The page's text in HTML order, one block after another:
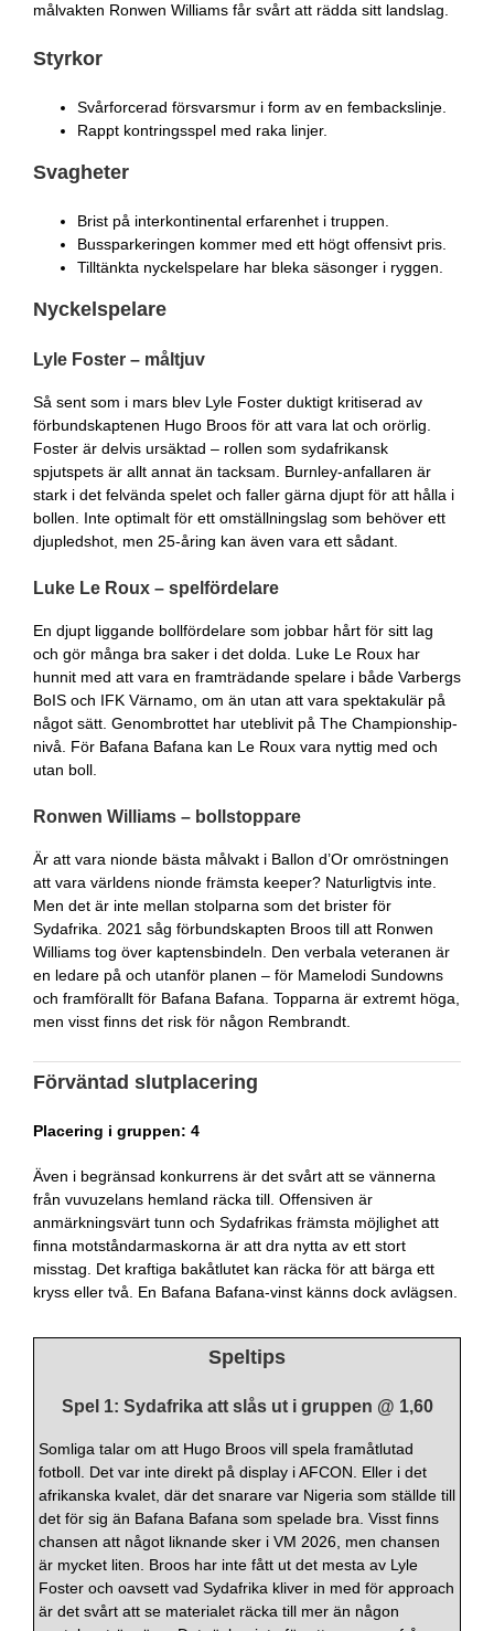
målvakten Ronwen Williams får svårt att rädda sitt landslag.
Styrkor
Svårforcerad försvarsmur i form av en fembackslinje.
Rappt kontringsspel med raka linjer.
Svagheter
Brist på interkontinental erfarenhet i truppen.
Bussparkeringen kommer med ett högt offensivt pris.
Tilltänkta nyckelspelare har bleka säsonger i ryggen.
Nyckelspelare
Lyle Foster – måltjuv
Så sent som i mars blev Lyle Foster duktigt kritiserad av
förbundskaptenen Hugo Broos för att vara lat och orörlig.
Foster är delvis ursäktad – rollen som sydafrikansk
spjutspets är allt annat än tacksam. Burnley-anfallaren är
stark i det felvända spelet och faller gärna djupt för att hålla i
bollen. Inte optimalt för ett omställningslag som behöver ett
djupledshot, men 25-åring kan även vara ett sådant.
Luke Le Roux – spelfördelare
En djupt liggande bollfördelare som jobbar hårt för sitt lag
och gör många bra saker i det dolda. Luke Le Roux har
hunnit med att vara en framträdande spelare i både Varbergs
BoIS och IFK Värnamo, om än utan att vara spektakulär på
något sätt. Genombrottet har uteblivit på The Championship-
nivå. För Bafana Bafana kan Le Roux vara nyttig med och
utan boll.
Ronwen Williams – bollstoppare
Är att vara nionde bästa målvakt i Ballon d’Or omröstningen
att vara världens nionde främsta keeper? Naturligtvis inte.
Men det är inte mellan stolparna som det brister för
Sydafrika. 2021 såg förbundskapten Broos till att Ronwen
Williams tog över kaptensbindeln. Den verbala veteranen är
en ledare på och utanför planen – för Mamelodi Sundowns
och framförallt för Bafana Bafana. Topparna är extremt höga,
men visst finns det risk för någon Rembrandt.
Förväntad slutplacering
Placering i gruppen: 4
Även i begränsad konkurrens är det svårt att se vännerna
från vuvuzelans hemland räcka till. Offensiven är
anmärkningsvärt tunn och Sydafrikas främsta möjlighet att
finna motståndarmaskorna är att dra nytta av ett stort
misstag. Det kraftiga bakåtlutet kan räcka för att bärga ett
kryss eller två. En Bafana Bafana-vinst känns dock avlägsen.
Speltips
Spel 1: Sydafrika att slås ut i gruppen @ 1,60
Somliga talar om att Hugo Broos vill spela framåtlutad
fotboll. Det var inte direkt på display i AFCON. Eller i det
afrikanska kvalet, där det snarare var Nigeria som ställde till
det för sig än Bafana Bafana som spelade bra. Visst finns
chansen att något liknande sker i VM 2026, men chansen
är mycket liten. Broos har inte fått ut det mesta av Lyle
Foster och oavsett vad Sydafrika kliver in med för approach
är det svårt att se materialet räcka till mer än någon